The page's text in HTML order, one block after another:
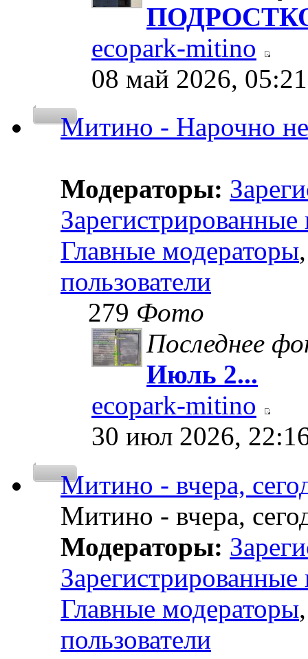
ecopark-mitino
08 май 2026, 05:21
Митино - Нарочно
Модераторы:
Зарегистрированные
Главные модераторы
пользователи
279 Фото
Последнее
Июль 2...
ecopark-mitino
30 июл 2026,
Митино - вчера,
Митино - вчера,
Модераторы:
Зарегистрированные
Главные модераторы
пользователи